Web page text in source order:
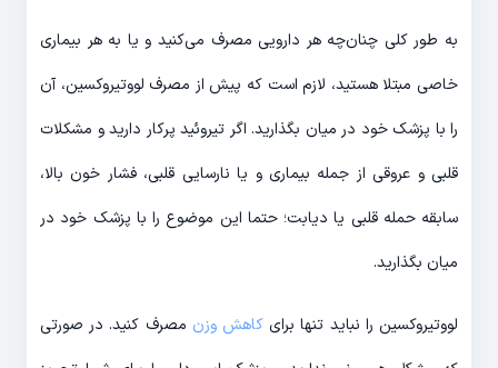
به طور کلی چنان‌چه هر دارویی مصرف می‌کنید و یا به هر بیماری
خاصی مبتلا هستید، لازم است که پیش از مصرف لووتیروکسین، آن
را با پزشک خود در میان بگذارید. اگر تیروئید پرکار دارید و مشکلات
قلبی و عروقی از جمله بیماری و یا نارسایی قلبی، فشار خون بالا،
سابقه حمله قلبی یا دیابت؛ حتما این موضوع را با پزشک خود در
میان بگذارید.
لووتیروکسین را نباید تنها برایکاهش وزن مصرف کنید. در صورتی